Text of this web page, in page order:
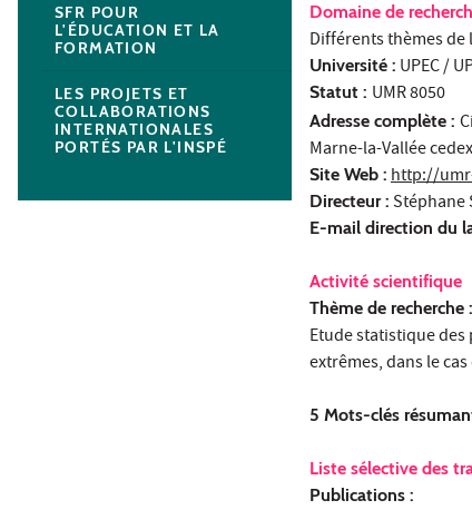
Domaine de
Différents thèmes
Université : UPEC /
Statut : UMR 8050
Adresse complète :
Marne-la-Vallée
Site Web : http://
Directeur : Stéphane
E-mail direction du
Activité scientifique
Thème de recherche :
Etude statistique
extrêmes, dans le
5 Mots-clés
Liste sélective des
Publications :
SFR POUR
L'ÉDUCATION ET LA
FORMATION
LES PROJETS ET
COLLABORATIONS
INTERNATIONALES
PORTÉS PAR L'INSPÉ